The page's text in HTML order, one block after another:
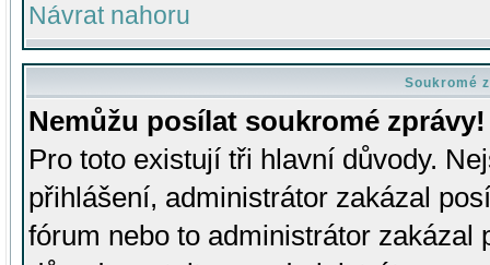
Návrat nahoru
Soukromé
Nemůžu posílat soukromé zprávy!
Pro toto existují tři hlavní důvody.
přihlášení, administrátor zakázal
fórum nebo to administrátor zakázal